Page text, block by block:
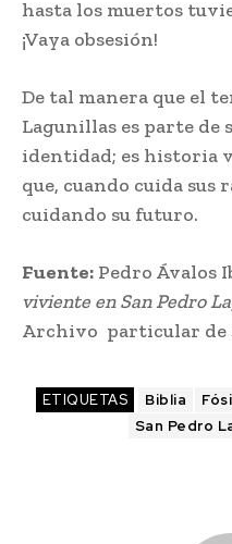
hasta los muertos
¡Vaya obsesión!
De tal manera que el
Lagunillas es parte de
identidad; es historia
que, cuando cuida sus
cuidando su futuro.
Fuente: Pedro Ávalos
viviente en San Pedro
Archivo particular de
ETIQUETAS Biblia
San Pedro